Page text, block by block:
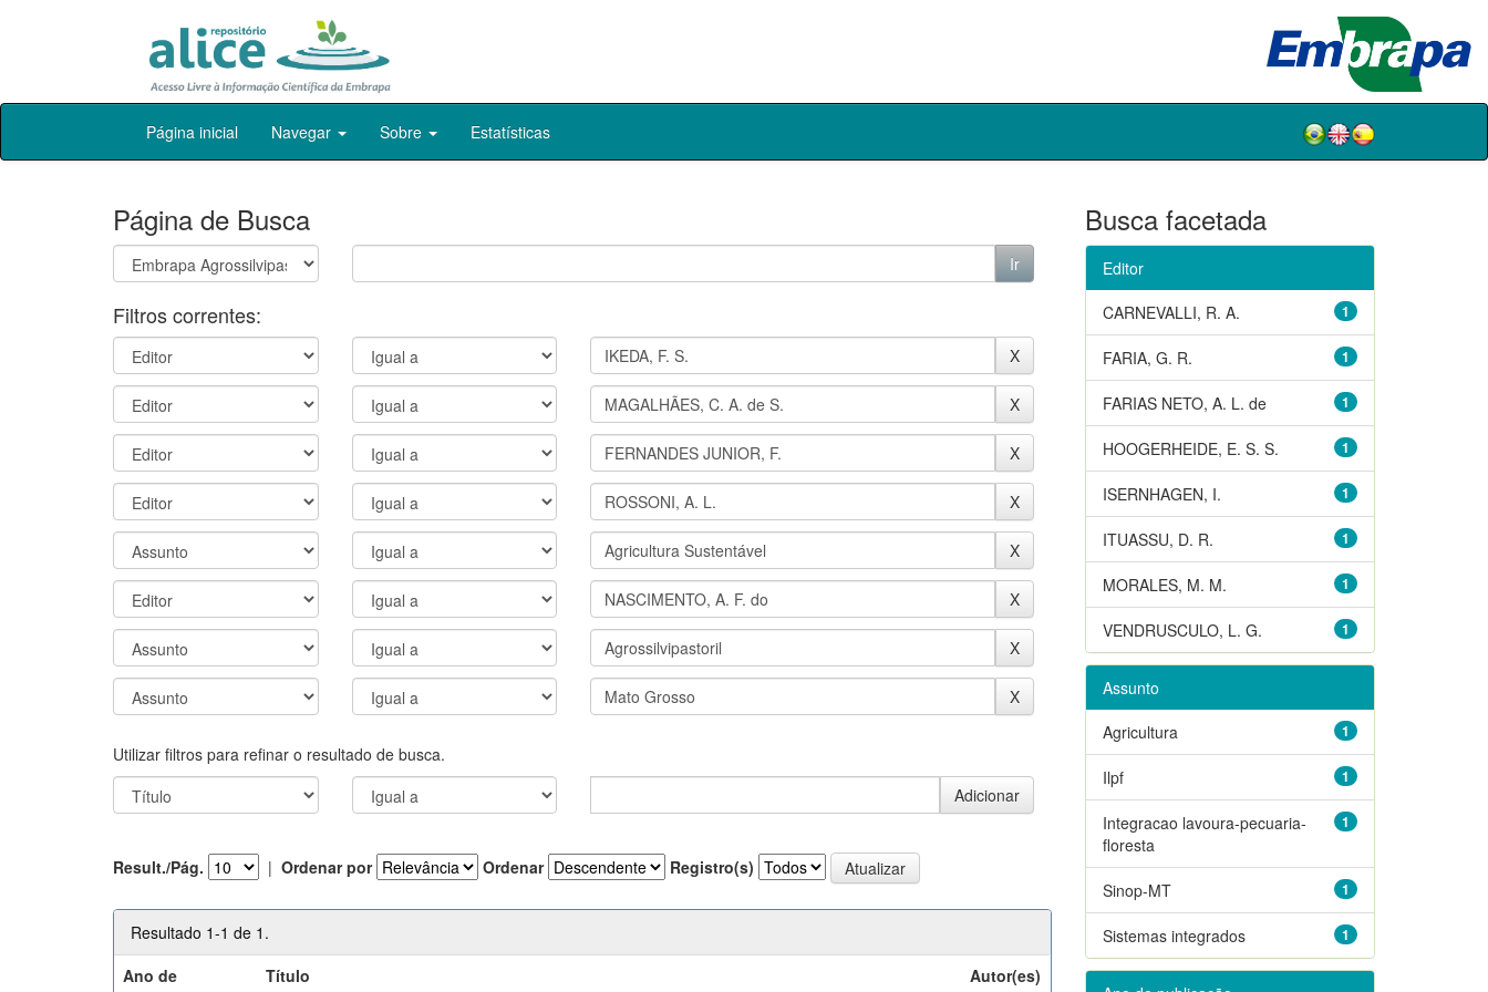
Skip
Página inicial Navegar Sobre Estatísticas
Página de Busca
Filtros correntes:
Utilizar filtros para refinar o resultado de busca.
Result./Pág. | Ordenar por Ordenar Registro(s)
Resultado 1-1 de 1.
Ano de
Título Autor(es)
Busca facetada
Editor
1
CARNEVALLI, R. A.
1
FARIA, G. R.
1
FARIAS NETO, A. L. de
1
HOOGERHEIDE, E. S. S.
1
ISERNHAGEN, I.
1
ITUASSU, D. R.
1
MORALES, M. M.
1
VENDRUSCULO, L. G.
Assunto
1
Agricultura
1
Ilpf
1
Integracao lavoura-pecuaria-
floresta
1
Sinop-MT
1
Sistemas integrados